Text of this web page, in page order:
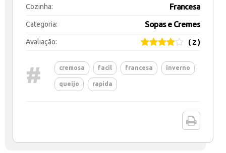
Cozinha: Francesa
Categoria: Sopas e Cremes
Avaliação: ( 2 )
# cremosa facil francesa inverno
queijo rapida